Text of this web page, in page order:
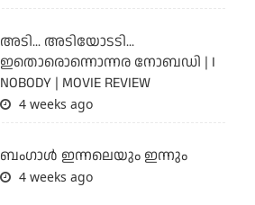
അടി... അടിയോടടി...
ഇതൊരൊന്നൊന്നര നോബഡി | I
NOBODY | MOVIE REVIEW
4 weeks ago
ബംഗാള്‍ ഇന്നലെയും ഇന്നും
4 weeks ago